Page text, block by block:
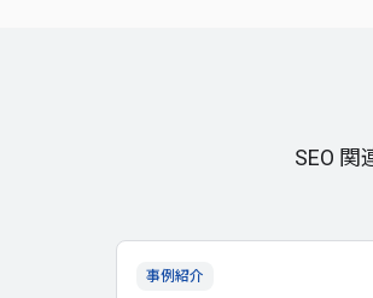
SEO
事例紹介